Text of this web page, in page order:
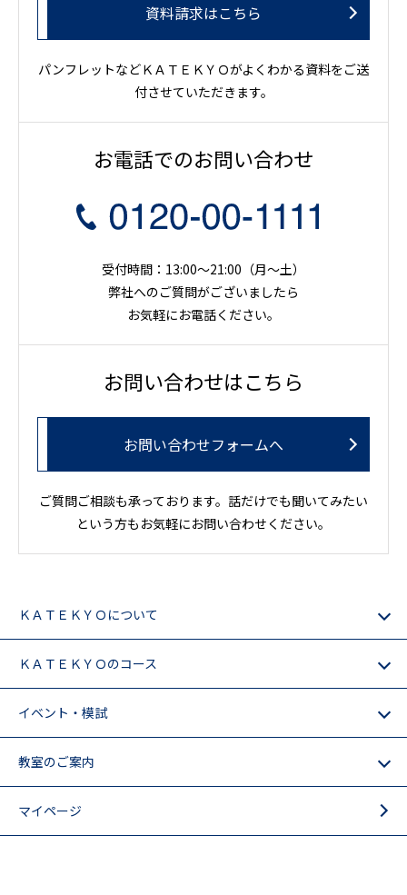
資料請求はこちら
パンフレットなどＫＡＴＥＫＹＯがよくわかる資料をご送
付させていただきます。
お電話でのお問い合わせ
受付時間：13:00～21:00（月〜土）
弊社へのご質問がございましたら
お気軽にお電話ください。
お問い合わせはこちら
お問い合わせフォームへ
ご質問ご相談も承っております。話だけでも聞いてみたい
という方もお気軽にお問い合わせください。
ＫＡＴＥＫＹＯについて
ＫＡＴＥＫＹＯのコース
イベント・模試
教室のご案内
マイページ